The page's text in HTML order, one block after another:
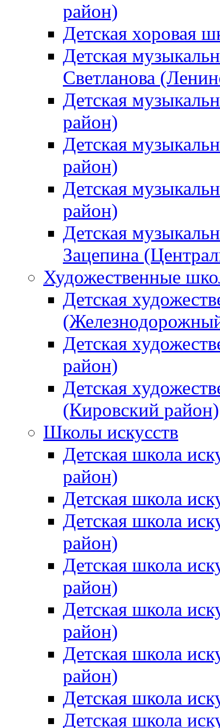
район)
Детская хоровая
Детская
Светланова
Детская
район)
Детская
район)
Детская
район)
Детская
Зацепина
Художественные
Детская
Детская
район)
Детская
(Кировский район)
Школы искусств
Детская школа
район)
Детская школа
Детская школа
район)
Детская школа
район)
Детская школа
район)
Детская школа
район)
Детская школа
Детская школа